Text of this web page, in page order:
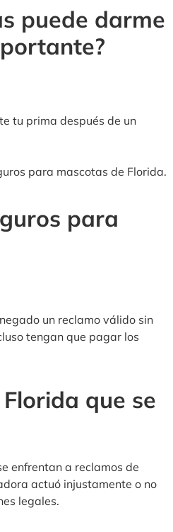
puede darme
tu prima después de un
para mascotas de Florida.
para
un reclamo válido sin
tengan que pagar los
que se
enfrentan a reclamos de
actuó injustamente o no
legales.